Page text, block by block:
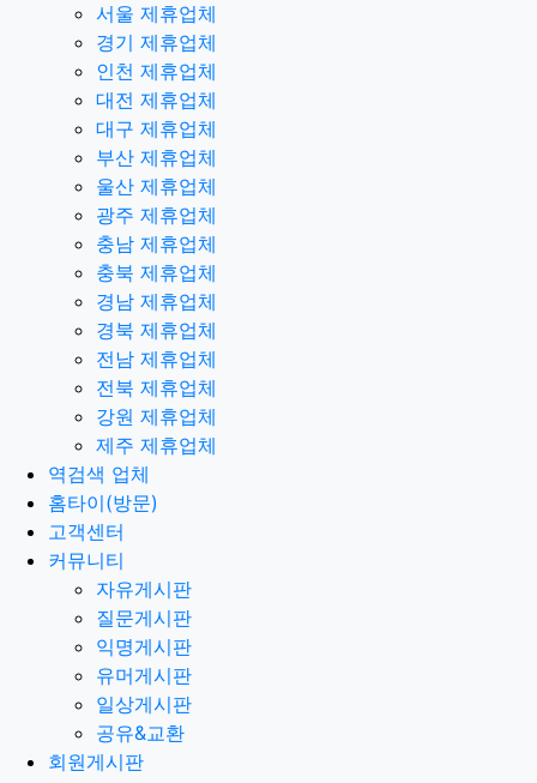
서울 제휴업체
경기 제휴업체
인천 제휴업체
대전 제휴업체
대구 제휴업체
부산 제휴업체
울산 제휴업체
광주 제휴업체
충남 제휴업체
충북 제휴업체
경남 제휴업체
경북 제휴업체
전남 제휴업체
전북 제휴업체
강원 제휴업체
제주 제휴업체
역검색 업체
홈타이(방문)
고객센터
커뮤니티
자유게시판
질문게시판
익명게시판
유머게시판
일상게시판
공유&교환
회원게시판